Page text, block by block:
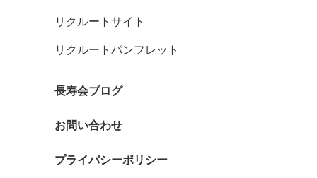
リクルートサイト
リクルートパンフレット
長寿会ブログ
お問い合わせ
プライバシーポリシー